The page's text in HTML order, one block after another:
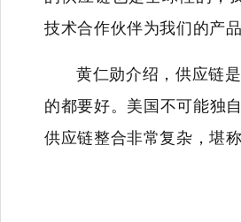
技术合作伙伴为我们的产品
黄仁勋介绍，供应链
的都要好。美国不可能独
供应链整合非常复杂，堪